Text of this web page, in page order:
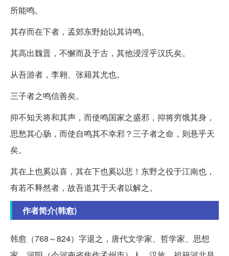
所能鸣。
其存而在下者，孟郊东野始以其诗鸣。
其高出魏晋，不懈而及于古，其他浸淫乎汉氏矣。
从吾游者，李翱、张籍其尤也。
三子者之鸣信善矣。
抑不知天将和其声，而使鸣国家之盛邪，抑将穷饿其身，
思愁其心肠，而使自鸣其不幸邪？三子者之命，则悬乎天
矣。
其在上也奚以喜，其在下也奚以悲！东野之役于江南也，
有若不释然者，故吾道其于天者以解之。
作者简介(韩愈)
韩愈（768～824）字退之，唐代文学家、哲学家、思想